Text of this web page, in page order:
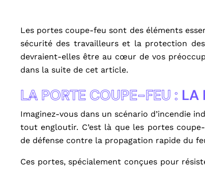
Les portes coupe-feu sont des éléments
sécurité des travailleurs et la protection
devraient-elles être au cœur de vos
dans la suite de cet article.
LA PORTE COUPE-FEU : LA
Imaginez-vous dans un scénario d’incendie
tout engloutir. C’est là que les portes
de défense contre la propagation rapide du
Ces portes, spécialement conçues pour